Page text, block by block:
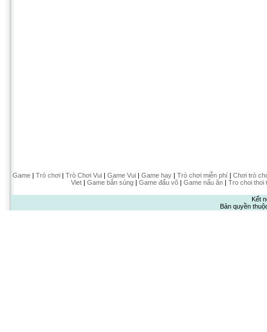
Game| Trò chơi| Trò Chơi Vui| Game Vui| Game hay| Trò chơi miễn phí| Chơi trò
Viet| Game bắn súng| Game đấu võ| Game nấu ăn| Tro choi thoi
Kết
Bản quyền